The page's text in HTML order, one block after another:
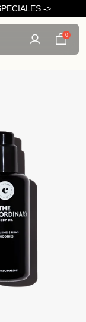
->
0